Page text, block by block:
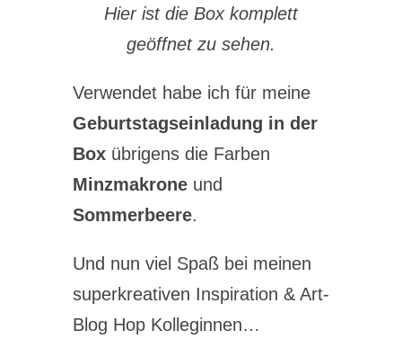
Hier ist die Box komplett
geöffnet zu sehen.
Verwendet habe ich für meine
Geburtstagseinladung in der
Boxübrigens die Farben
Minzmakroneund
Sommerbeere.
Und nun viel Spaß bei meinen
superkreativen Inspiration & Art-
Blog Hop Kolleginnen…